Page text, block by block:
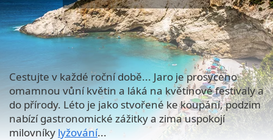
Cestujte v každé roční době... Jaro je prosyceno
omamnou vůní květin a láká na květinové festivaly a
do přírody. Léto je jako stvořené ke koupání, podzim
nabízí gastronomické zážitky a zima uspokojí
milovníky lyžování...